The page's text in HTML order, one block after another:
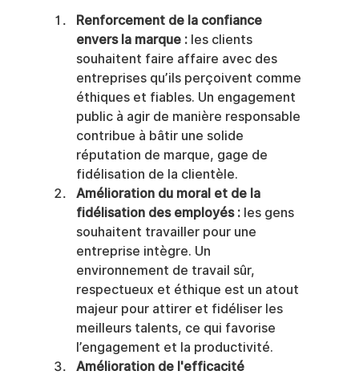
Renforcement de la confiance
envers la marque : les clients
souhaitent faire affaire avec des
entreprises qu’ils perçoivent comme
éthiques et fiables. Un engagement
public à agir de manière responsable
contribue à bâtir une solide
réputation de marque, gage de
fidélisation de la clientèle.
Amélioration du moral et de la
fidélisation des employés : les gens
souhaitent travailler pour une
entreprise intègre. Un
environnement de travail sûr,
respectueux et éthique est un atout
majeur pour attirer et fidéliser les
meilleurs talents, ce qui favorise
l’engagement et la productivité.
Amélioration de l'efficacité